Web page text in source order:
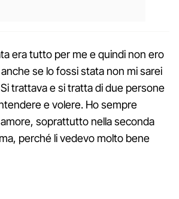
era tutto per me e quindi non ero
se lo fossi stata non mi sarei
trattava e si tratta di due persone
e volere. Ho sempre
soprattutto nella seconda
perché li vedevo molto bene